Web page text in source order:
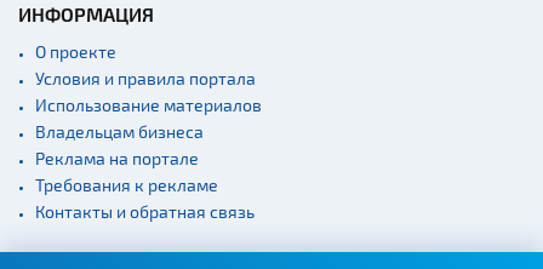
Театры
Концертные залы
Начало и окончание
экскурсий: г. Минск
Спортивные
сооружения
Веломаршруты
Аэропорты
ИНФОРМАЦИЯ
О проекте
Условия и правила портала
Использование материалов
Владельцам бизнеса
Реклама на портале
Требования к рекламе
Контакты и обратная связь